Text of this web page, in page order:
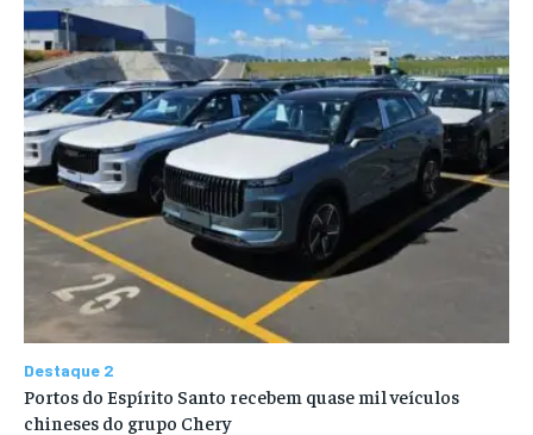
Destaque 2
Portos do Espírito Santo recebem quase mil veículos
chineses do grupo Chery